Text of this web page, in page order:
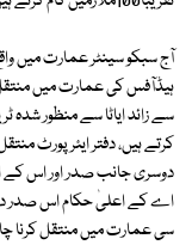
آج سبکو سینٹر عمارت میں
سے زائد ایاٹا سے منظور شدہ
کرتے ہیں، دفتر ایئرپورٹ
دوسری جانب صدر اور اس کے
اے کے اعلیٰ حکام اس صدر
سی عمارت میں منتقل کرنا